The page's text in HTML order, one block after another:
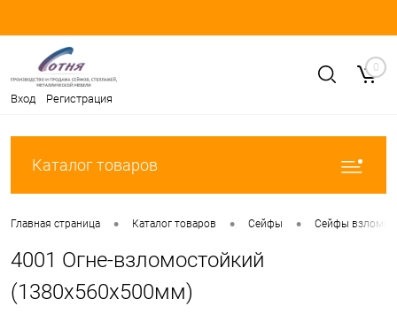
Вход Регистрация
0
Каталог товаров
Главная страница • Каталог товаров • Сейфы • Сейфы
4001 Огне-взломостойкий
(1380х560х500мм)